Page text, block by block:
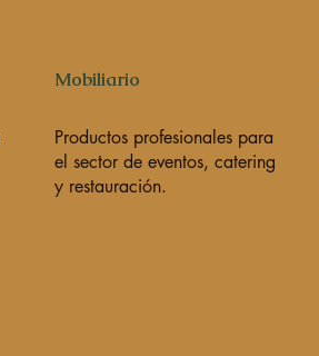
Mobiliario
Productos profesionales para
el sector de eventos, catering
y restauración.